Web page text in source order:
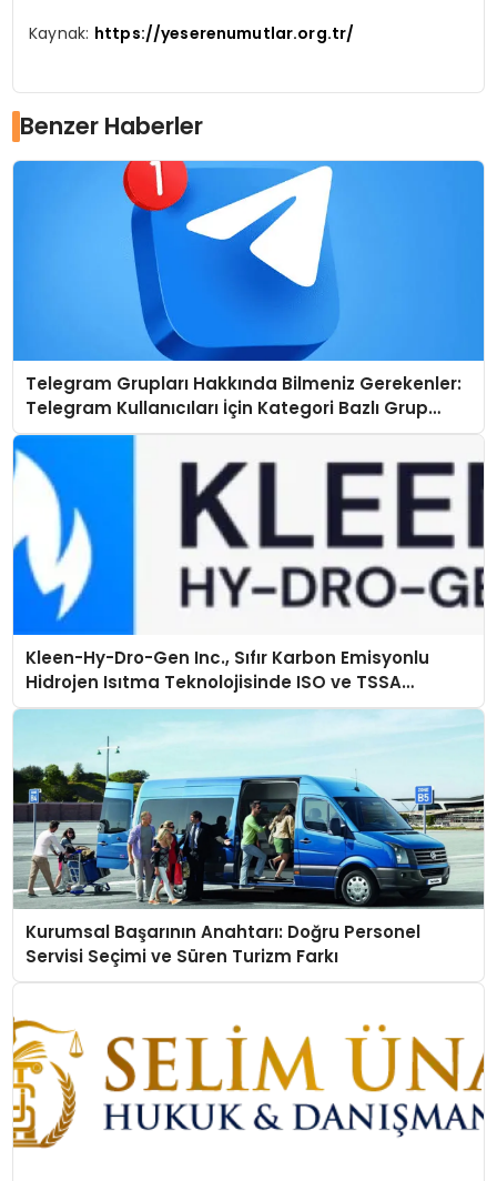
Kaynak: https://yeserenumutlar.org.tr/
Benzer Haberler
Telegram Grupları Hakkında Bilmeniz Gerekenler:
Telegram Kullanıcıları İçin Kategori Bazlı Grup
Rehberi
Kleen-Hy-Dro-Gen Inc., Sıfır Karbon Emisyonlu
Hidrojen Isıtma Teknolojisinde ISO ve TSSA
Düzenleyici Onaylarını Aldı
Kurumsal Başarının Anahtarı: Doğru Personel
Servisi Seçimi ve Süren Turizm Farkı